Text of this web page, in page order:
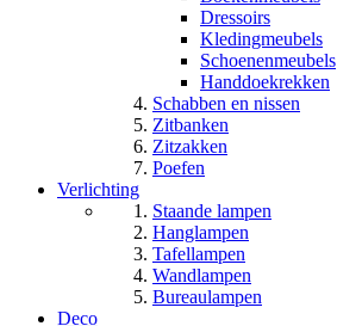
Dressoirs
Kledingmeubels
Schoenenmeubels
Handdoekrekken
Schabben en nissen
Zitbanken
Zitzakken
Poefen
Verlichting
Staande lampen
Hanglampen
Tafellampen
Wandlampen
Bureaulampen
Deco